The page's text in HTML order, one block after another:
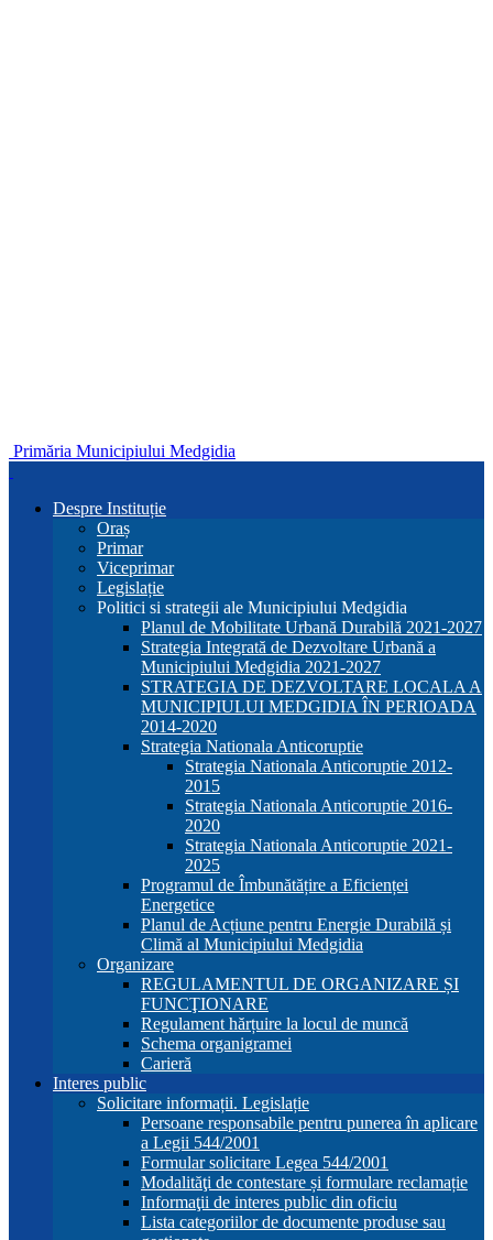
Primăria Municipiului Medgidia
Despre Instituție
Oraș
Primar
Viceprimar
Legislație
Politici si strategii ale Municipiului Medgidia
Planul de Mobilitate Urbană Durabilă 2021-2027
Strategia Integrată de Dezvoltare Urbană a
Municipiului Medgidia 2021-2027
STRATEGIA DE DEZVOLTARE LOCALA A
MUNICIPIULUI MEDGIDIA ÎN PERIOADA
2014-2020
Strategia Nationala Anticoruptie
Strategia Nationala Anticoruptie 2012-
2015
Strategia Nationala Anticoruptie 2016-
2020
Strategia Nationala Anticoruptie 2021-
2025
Programul de Îmbunătățire a Eficienței
Energetice
Planul de Acțiune pentru Energie Durabilă și
Climă al Municipiului Medgidia
Organizare
REGULAMENTUL DE ORGANIZARE ȘI
FUNCŢIONARE
Regulament hărțuire la locul de muncă
Schema organigramei
Carieră
Interes public
Solicitare informații. Legislație
Persoane responsabile pentru punerea în aplicare
a Legii 544/2001
Formular solicitare Legea 544/2001
Modalităţi de contestare și formulare reclamație
Informaţii de interes public din oficiu
Lista categoriilor de documente produse sau